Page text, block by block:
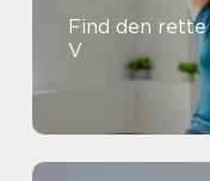
Find den
V